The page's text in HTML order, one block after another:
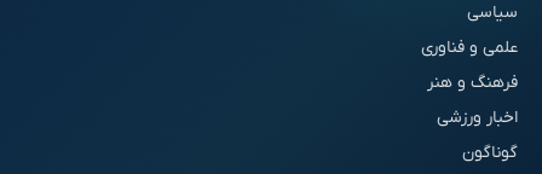
سیاسی
علمی و فناوری
فرهنگ و هنر
اخبار ورزشی
گوناگون